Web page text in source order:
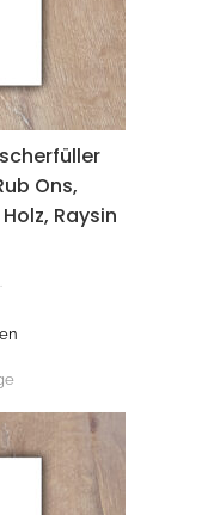
Ons,
Raysin